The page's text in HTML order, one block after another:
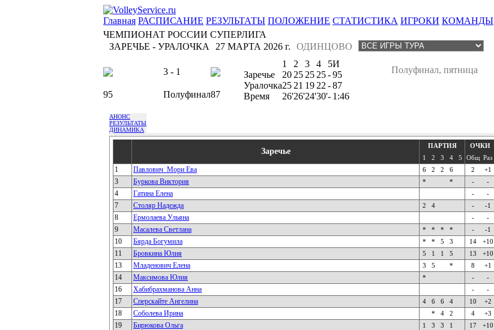
Главная РАСПИСАНИЕ РЕЗУЛЬТАТЫ ПОЛОЖЕНИЕ СТАТИСТИКА ИГРОКИ КОМАНДЫ
ЧЕМПИОНАТ РОССИИ СУПЕРЛИГА
ЗАРЕЧЬЕ - УРАЛОЧКА
ОДИНЦОВО
27 МАРТА 2026 г.
3 - 1
95 Полуфинал87
Полуфинал, пятница
1 2 3 4 5И
Заречье
20 25 25 25-95
Уралочка25 21 19 22 -87
Время
26'26'24'30'- 1:46
АНОНС
РЕЗУЛЬТАТЫ
ДИНАМИКА
Заречье
ПАРТИЯ ОЧКИ
1
2 3 4 5 Общ Раз
1 Павлович_Мори Ева 6 2 2 6 2 +1
3 Буркова Виктория * * - -
4 Гатина Елена - -
7 Столяр Надежда 2 4 - -1
8 Ермолаева Ульяна - -
9 Масалева Светлана * * * * - -1
10 Бярда Богумила * * 5 3 14 +10
11 Бровкина Юлия 5 1 1 5 13 +10
13 Младенович Елена 3 5 * 8 +1
14 Максимова Юлия * - -
16 Хабибрахманова Анна - -
17 Сперскайте Ангелина 4 6 6 4 10 +2
18 Соболева Ирина * 4 2 4 +3
19 Бирюкова Ольга 1 3 3 1 17 +10